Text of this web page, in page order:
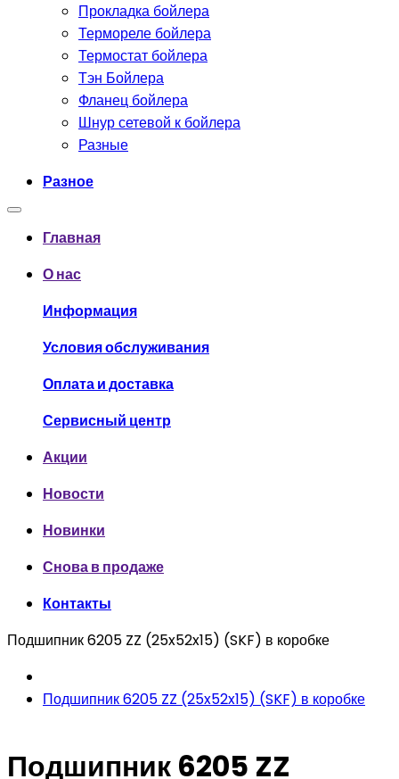
Прокладка бойлера
Термореле бойлера
Термостат бойлера
Тэн Бойлера
Фланец бойлера
Шнур сетевой к бойлера
Разные
Разное
Главная
О нас
Информация
Условия обслуживания
Оплата и доставка
Сервисный центр
Акции
Новости
Новинки
Снова в продаже
Контакты
Подшипник 6205 ZZ (25x52x15) (SKF) в коробке
Подшипник 6205 ZZ (25x52x15) (SKF) в коробке
Подшипник 6205 ZZ